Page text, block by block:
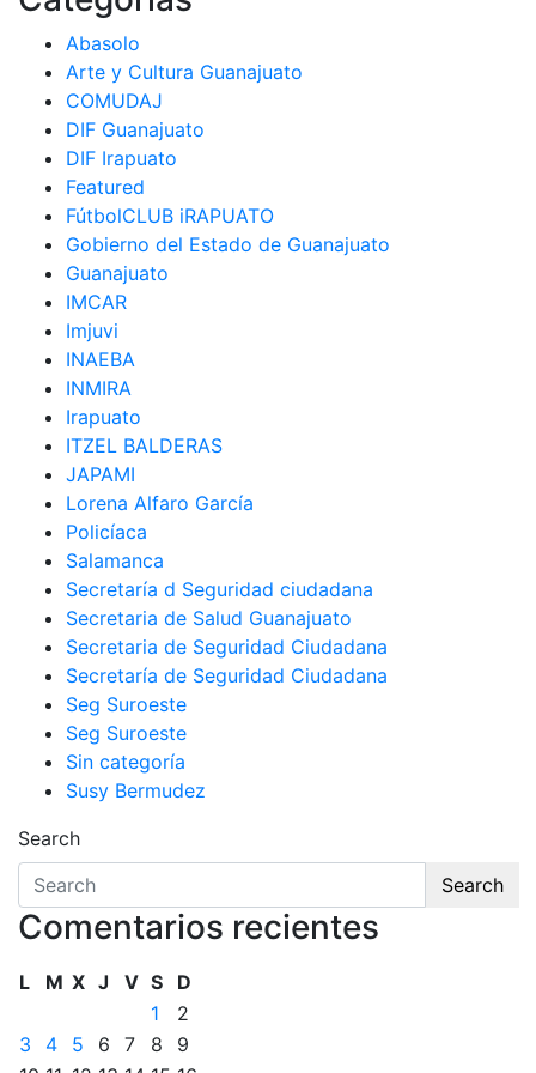
entradas
Abasolo
Arte y Cultura Guanajuato
COMUDAJ
DIF Guanajuato
DIF Irapuato
Featured
FútbolCLUB iRAPUATO
Gobierno del Estado de Guanajuato
Guanajuato
IMCAR
Imjuvi
INAEBA
INMIRA
Irapuato
ITZEL BALDERAS
JAPAMI
Lorena Alfaro García
Policíaca
Salamanca
Secretaría d Seguridad ciudadana
Secretaria de Salud Guanajuato
Secretaria de Seguridad Ciudadana
Secretaría de Seguridad Ciudadana
Seg Suroeste
Seg Suroeste
Sin categoría
Susy Bermudez
Search
Search
Comentarios recientes
L M X J V S
D
1
2
3
4 5 6 7 8
9